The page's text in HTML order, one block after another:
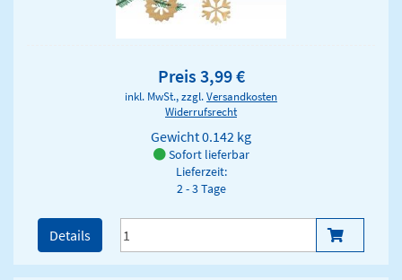
Preis 3,99 €
inkl. MwSt., zzgl.Versandkosten
Widerrufsrecht
Gewicht0.142 kg
Sofort lieferbar
Lieferzeit:
2 - 3 Tage
Details